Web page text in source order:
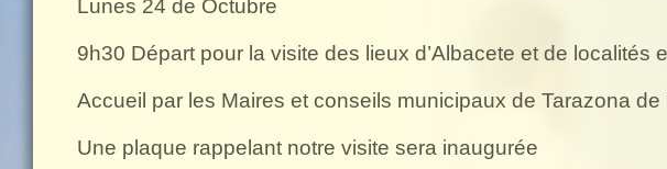
Lunes 24 de Octubre
9h30 Départ pour la visite des lieux d’Albacete et de localités
Accueil par les Maires et conseils municipaux de Tarazona
Une plaque rappelant notre visite sera inaugurée